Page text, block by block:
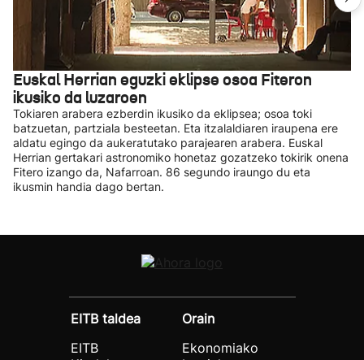
Euskal Herrian eguzki eklipse osoa Fiteron
ikusiko da luzaroen
Tokiaren arabera ezberdin ikusiko da eklipsea; osoa toki
batzuetan, partziala besteetan. Eta itzalaldiaren iraupena ere
aldatu egingo da aukeratutako parajearen arabera. Euskal
Herrian gertakari astronomiko honetaz gozatzeko tokirik onena
Fitero izango da, Nafarroan. 86 segundo iraungo du eta
ikusmin handia dago bertan.
EITB taldea
EITB
Orain
Ekonomiako